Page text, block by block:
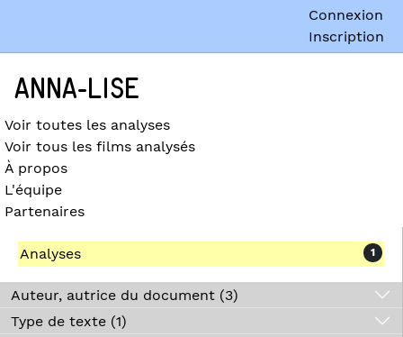
ANNA-LISE
Voir toutes les analyses
Voir tous les films analysés
À propos
L'équipe
Partenaires
Connexion
Inscription
Analyses 1
Auteur, autrice du document (3)
Type de texte (1)